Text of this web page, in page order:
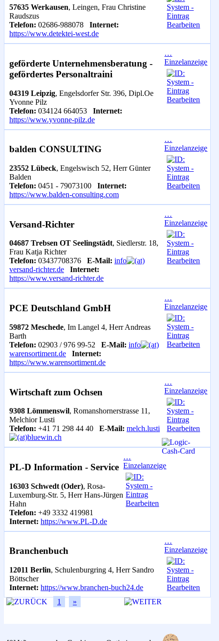
57635 Werkausen, Leingen, Frau Christine
Raudszus
Telefon: 02686-988078 Internet:
https://www.detektei-west.de
…
Einzelanzeige
geförderte Unternehmensberatung -
gefördertes Personaltraini
04319 Leipzig, Engelsdorfer Str. 396, Dipl.Oe
Yvonne Pilz
Telefon: 034124 664053 Internet:
https://www.yvonne-pilz.de
…
Einzelanzeige
balden CONSULTING
23552 Lübeck, Engelswisch 52, Herr Günter
Balden
Telefon: 0451 - 79073100 Internet:
https://www.balden-consulting.com
…
Einzelanzeige
Versand-Richter
04687 Trebsen OT Seelingstädt, Siedlerstr. 18,
Frau Katja Richter
Telefon: 03437708376 E-Mail: info
versand-richter.de
Internet:
https://www.versand-richter.de
…
Einzelanzeige
PCE Deutschland GmbH
59872 Meschede, Im Langel 4, Herr Andreas
Barth
Telefon: 02903 / 976 99-52 E-Mail: info
warensortiment.de
Internet:
https://www.warensortiment.de
…
Einzelanzeige
Wirtschaft zum Ochsen
9308 Lömmenswil, Romanshornerstrasse 11,
Melchior Lusti
Telefon: +41 71 298 44 40 E-Mail: melch.lusti
bluewin.ch
…
Einzelanzeige
PL-D Information - Service
16303 Schwedt (Oder), Rosa-
Luxemburg-Str. 5, Herr Hans-Jürgen
Hahn
Telefon: +49 3332 419981
Internet: https://www.PL-D.de
…
Einzelanzeige
Branchenbuch
12011 Berlin, Schulenburgring 4, Herr Sandro
Böttscher
Internet: https://www.branchen-buch24.de
1
»